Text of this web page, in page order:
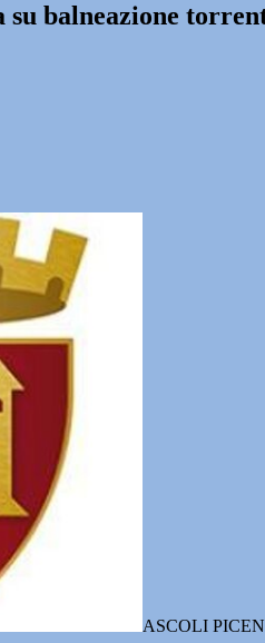
balneazione
ASCOLI